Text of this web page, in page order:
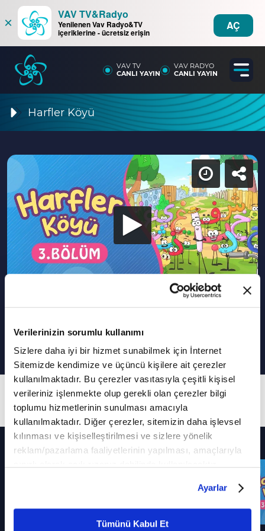
Verilerinizin sorumlu kullanımı
Sizlere daha iyi bir hizmet sunabilmek için İnternet
Sitemizde kendimize ve üçüncü kişilere ait çerezler
kullanılmaktadır. Bu çerezler vasıtasıyla çeşitli kişisel
verileriniz işlenmekte olup gerekli olan çerezler bilgi
toplumu hizmetlerinin sunulması amacıyla
kullanılmaktadır. Diğer çerezler, sitemizin daha işlevsel
kılınması ve kişiselleştirilmesi ve sizlere yönelik
reklam/pazarlama faaliyetlerinin yapılması, amaçlarıyla
belirleyebilirsiniz. Çerezlere ilişkin detaylı bilgi için
Ayarlar butonuna tıklayabilir,Çerez Bilgilendirme
Metnimizi ziyaret edebilirsiniz.
Ayarlar
Tümünü Kabul Et
×
VAV TV&Radyo
Yenilenen Vav Radyo&TV
içeriklerine - ücretsiz erişin
AÇ
VAV TV
CANLI YAYIN
VAV RADYO
CANLI YAYIN
Harfler Köyü
3. Bölüm
Diğer Bölümler